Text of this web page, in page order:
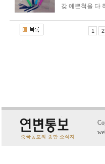
갖 예쁜척을 다
1 2
Co